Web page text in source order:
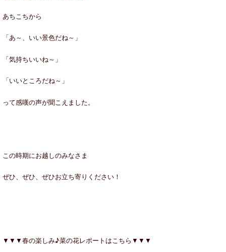
あちこちから
「あ～、いい景色だね～」
「気持ちいいね～」
「いいところだね～」
って感嘆の声が聞こえました。
この時期にお越しのみなさま
ぜひ、ぜひ、ぜひお立ち寄りください！
▼▼▼春の楽しみ♪菜の花レポートはこちら▼▼▼